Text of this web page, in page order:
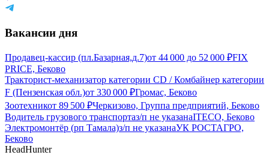
Вакансии дня
Продавец-кассир (пл.Базарная,д.7)от 44 000 до 52 000 ₽FIX
PRICE, Беково
Тракторист-механизатор категории CD / Комбайнер категории
F (Пензенская обл.)от 330 000 ₽Громас, Беково
Зоотехникот 89 500 ₽Черкизово, Группа предприятий, Беково
Водитель грузового транспортаз/п не указанаITECO, Беково
Электромонтёр (рп Тамала)з/п не указанаУК РОСТАГРО,
Беково
HeadHunter